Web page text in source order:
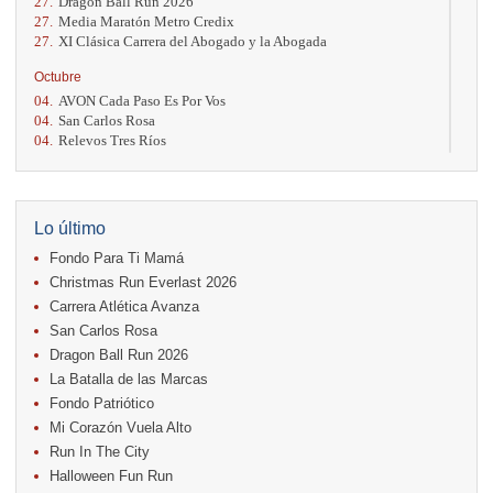
27. Media Maratón Metro Credix
27.
XI Clásica Carrera del Abogado y la Abogada
Octubre
04. AVON Cada Paso Es Por Vos
04. San Carlos Rosa
04. Relevos Tres Ríos
17. Caribe Paradise Run
18.
Casa Turire Trail Run
18. Warriors Run Circuit
18. Samsung Jacó Beach Half Marathon 2026
25. KRun by Under Armour
25. Run Alajuela
Noviembre
08. Lindora Run
15. Entre Pan y Rosas
Diciembre
06. Trail Vulcania 2026
12. Media Maratón Puntarenas 2026
Lo último
Fondo Para Ti Mamá
Christmas Run Everlast 2026
Carrera Atlética Avanza
San Carlos Rosa
Dragon Ball Run 2026
La Batalla de las Marcas
Fondo Patriótico
Mi Corazón Vuela Alto
Run In The City
Halloween Fun Run